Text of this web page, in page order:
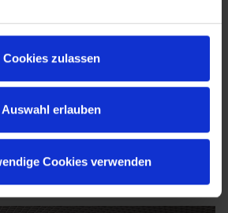
Cookies zulassen
Auswahl erlauben
Cookies verwenden